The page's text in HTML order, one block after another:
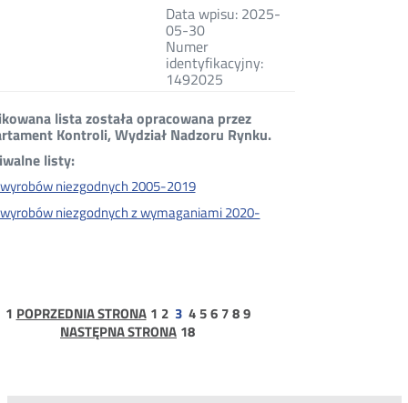
Data wpisu: 2025-
05-30
Numer
identyfikacyjny:
1492025
lista została opracowana przez
Kontroli, Wydział Nadzoru Rynku.
listy:
niezgodnych 2005-2019
niezgodnych z wymaganiami 2020-
1strona
POPRZEDNIA STRONA strona
1 strona
2 3 strona
4strona
5strona
6 strona
7strona
8strona
9
NASTĘPNA STRONA 18strona